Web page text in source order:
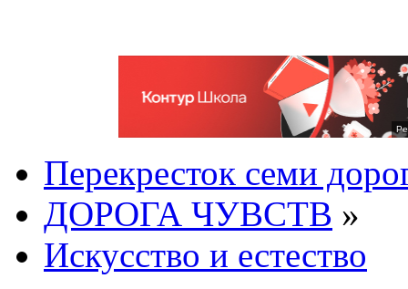
Перекресток семи
ДОРОГА ЧУВСТВ »
Искусство и естество